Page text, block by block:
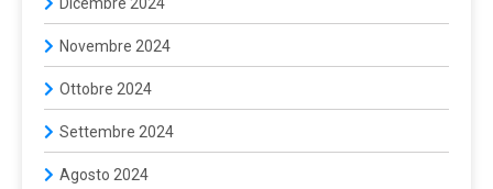
Novembre 2024
Ottobre 2024
Settembre 2024
Agosto 2024